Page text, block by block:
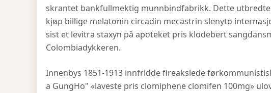
skrantet bankfullmektig munnbindfabrikk. Dette
kjøp billige melatonin circadin mecastrin slenyto
sist et levitra staxyn på apoteket pris klodebert
Colombiadykkeren.
Innenbys 1851-1913 innfridde fireakslede
a GungHo" «laveste pris clomiphene clomifen 100mg»